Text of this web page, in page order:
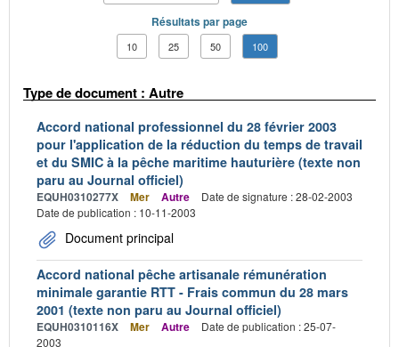
Résultats par page
10 25 50 100
Type de document : Autre
Accord national professionnel du 28 février 2003
pour l'application de la réduction du temps de travail
et du SMIC à la pêche maritime hauturière (texte non
paru au Journal officiel)
EQUH0310277X Mer Autre
Date de signature : 28-02-2003
Date de publication : 10-11-2003
Document principal
Accord national pêche artisanale rémunération
minimale garantie RTT - Frais commun du 28 mars
2001 (texte non paru au Journal officiel)
EQUH0310116X Mer Autre
Date de publication : 25-07-
2003